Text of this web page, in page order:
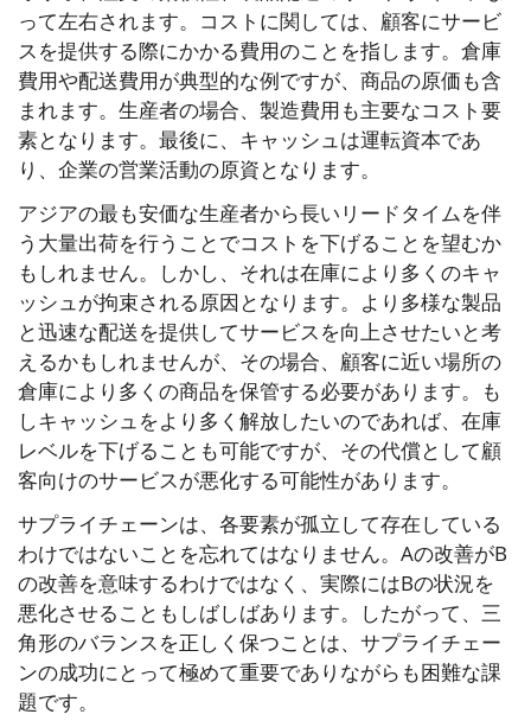
って左右されます。コストに関しては、顧客にサービ
スを提供する際にかかる費用のことを指します。倉庫
費用や配送費用が典型的な例ですが、商品の原価も含
まれます。生産者の場合、製造費用も主要なコスト要
素となります。最後に、キャッシュは運転資本であ
り、企業の営業活動の原資となります。
アジアの最も安価な生産者から長いリードタイムを伴
う大量出荷を行うことでコストを下げることを望むか
もしれません。しかし、それは在庫により多くのキャ
ッシュが拘束される原因となります。より多様な製品
と迅速な配送を提供してサービスを向上させたいと考
えるかもしれませんが、その場合、顧客に近い場所の
倉庫により多くの商品を保管する必要があります。も
しキャッシュをより多く解放したいのであれば、在庫
レベルを下げることも可能ですが、その代償として顧
客向けのサービスが悪化する可能性があります。
サプライチェーンは、各要素が孤立して存在している
わけではないことを忘れてはなりません。Aの改善がB
の改善を意味するわけではなく、実際にはBの状況を
悪化させることもしばしばあります。したがって、三
角形のバランスを正しく保つことは、サプライチェー
ンの成功にとって極めて重要でありながらも困難な課
題です。